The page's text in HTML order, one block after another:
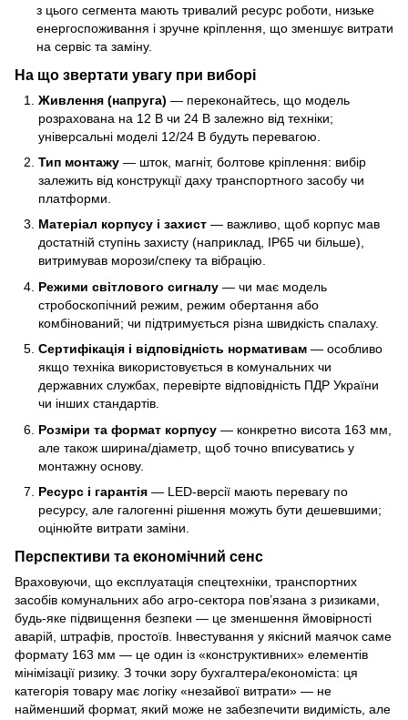
з цього сегмента мають тривалий ресурс роботи, низьке
енергоспоживання і зручне кріплення, що зменшує витрати
на сервіс та заміну.
На що звертати увагу при виборі
Живлення (напруга) — переконайтесь, що модель
розрахована на 12 В чи 24 В залежно від техніки;
універсальні моделі 12/24 В будуть перевагою.
Тип монтажу — шток, магніт, болтове кріплення: вибір
залежить від конструкції даху транспортного засобу чи
платформи.
Матеріал корпусу і захист — важливо, щоб корпус мав
достатній ступінь захисту (наприклад, IP65 чи більше),
витримував морози/спеку та вібрацію.
Режими світлового сигналу — чи має модель
стробоскопічний режим, режим обертання або
комбінований; чи підтримується різна швидкість спалаху.
Сертифікація і відповідність нормативам — особливо
якщо техніка використовується в комунальних чи
державних службах, перевірте відповідність ПДР України
чи інших стандартів.
Розміри та формат корпусу — конкретно висота 163 мм,
але також ширина/діаметр, щоб точно вписуватись у
монтажну основу.
Ресурс і гарантія — LED-версії мають перевагу по
ресурсу, але галогенні рішення можуть бути дешевшими;
оцінюйте витрати заміни.
Перспективи та економічний сенс
Враховуючи, що експлуатація спецтехніки, транспортних
засобів комунальних або агро-сектора пов’язана з ризиками,
будь-яке підвищення безпеки — це зменшення ймовірності
аварій, штрафів, простоїв. Інвестування у якісний маячок саме
формату 163 мм — це один із «конструктивних» елементів
мінімізації ризику. З точки зору бухгалтера/економіста: ця
категорія товару має логіку «незайвої витрати» — не
найменший формат, який може не забезпечити видимість, але